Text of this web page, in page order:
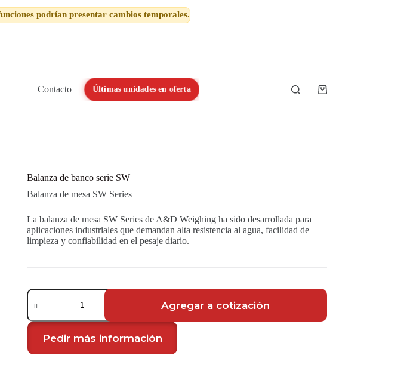
podrían presentar cambios temporales.
Contacto Últimas unidades en oferta
Shopping
Balanza de banco serie SW
Balanza de mesa SW Series
La balanza de mesa SW Series de A&D Weighing ha sido desarrollada para
aplicaciones industriales que demandan alta resistencia al agua, facilidad de
limpieza y confiabilidad en el pesaje diario.
Balanza
de
serie
cantidad
Agregar a cotización
Pedir más información